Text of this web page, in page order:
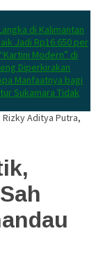
di Kalimantan
Jadi Rp16.650 per
Modern” di
Diperkirakan
Manfaatnya bagi
Sukamara Tidak
Aditya Putra,